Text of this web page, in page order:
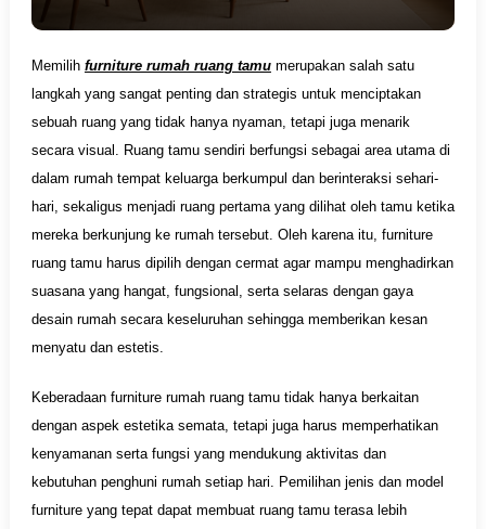
Memilih furniture rumah ruang tamumerupakan salah satu
langkah yang sangat penting dan strategis untuk menciptakan
sebuah ruang yang tidak hanya nyaman, tetapi juga menarik
secara visual. Ruang tamu sendiri berfungsi sebagai area utama di
dalam rumah tempat keluarga berkumpul dan berinteraksi sehari-
hari, sekaligus menjadi ruang pertama yang dilihat oleh tamu ketika
mereka berkunjung ke rumah tersebut. Oleh karena itu, furniture
ruang tamu harus dipilih dengan cermat agar mampu menghadirkan
suasana yang hangat, fungsional, serta selaras dengan gaya
desain rumah secara keseluruhan sehingga memberikan kesan
menyatu dan estetis.
Keberadaan furniture rumah ruang tamu tidak hanya berkaitan
dengan aspek estetika semata, tetapi juga harus memperhatikan
kenyamanan serta fungsi yang mendukung aktivitas dan
kebutuhan penghuni rumah setiap hari. Pemilihan jenis dan model
furniture yang tepat dapat membuat ruang tamu terasa lebih